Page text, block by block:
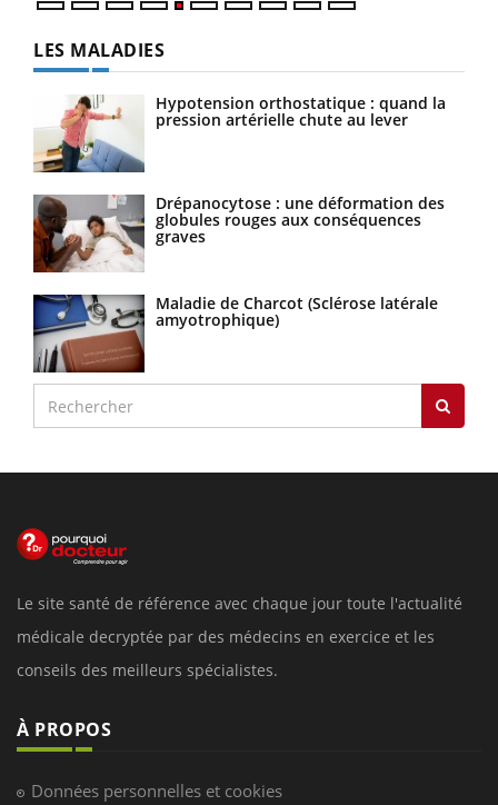
LES MALADIES
Hypotension orthostatique : quand la
pression artérielle chute au lever
Drépanocytose : une déformation des
globules rouges aux conséquences
graves
Maladie de Charcot (Sclérose latérale
amyotrophique)
Le site santé de référence avec chaque jour toute l'actualité
médicale decryptée par des médecins en exercice et les
conseils des meilleurs spécialistes.
À PROPOS
Données personnelles et cookies